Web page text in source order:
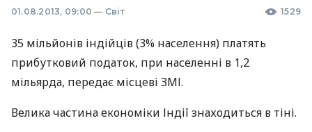
01.08.2013, 09:00 — Світ 1529
35 мільйонів індійців (3% населення) платять
прибутковий податок, при населенні в 1,2
мільярда, передає місцеві ЗМІ.
Велика частина економіки Індії знаходиться в тіні.